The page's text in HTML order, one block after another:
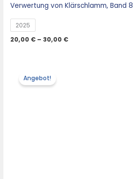
Verwertung von Klärschlamm, Band 8
2025
20,00 € – 30,00 €
Angebot!